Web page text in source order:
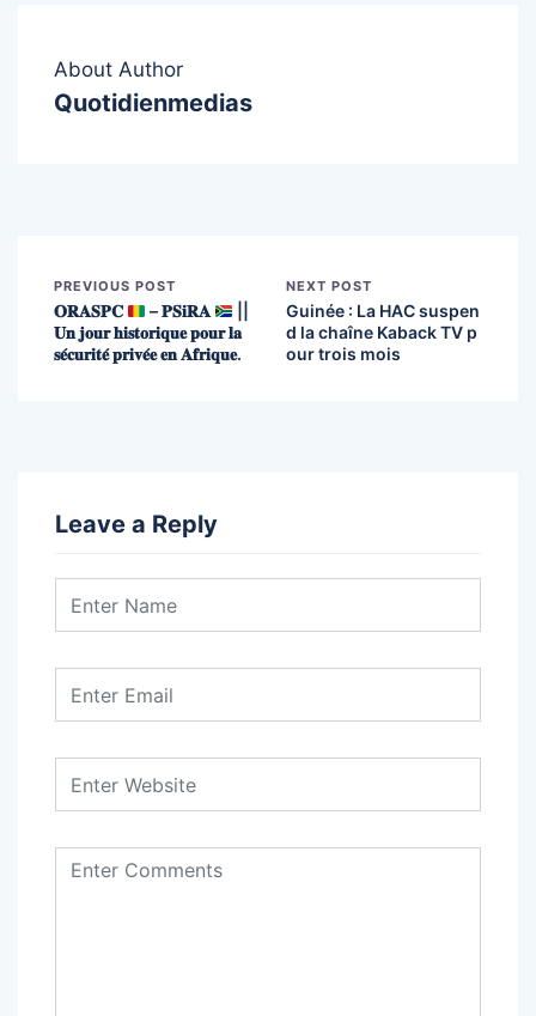
About Author
Quotidienmedias
PREVIOUS POST
𝐎𝐑𝐀𝐒𝐏𝐂 – 𝐏𝐒𝐢𝐑𝐀
𝐔𝐧 𝐣𝐨𝐮𝐫 𝐡𝐢𝐬𝐭𝐨𝐫𝐢𝐪𝐮𝐞 𝐩𝐨𝐮𝐫 𝐥𝐚
𝐬𝐞́𝐜𝐮𝐫𝐢𝐭𝐞́ 𝐩𝐫𝐢𝐯𝐞́𝐞 𝐞𝐧 𝐀𝐟𝐫𝐢𝐪𝐮𝐞.
NEXT POST
Guinée : La HAC suspen
d la chaîne Kaback TV p
our trois mois
Leave a Reply